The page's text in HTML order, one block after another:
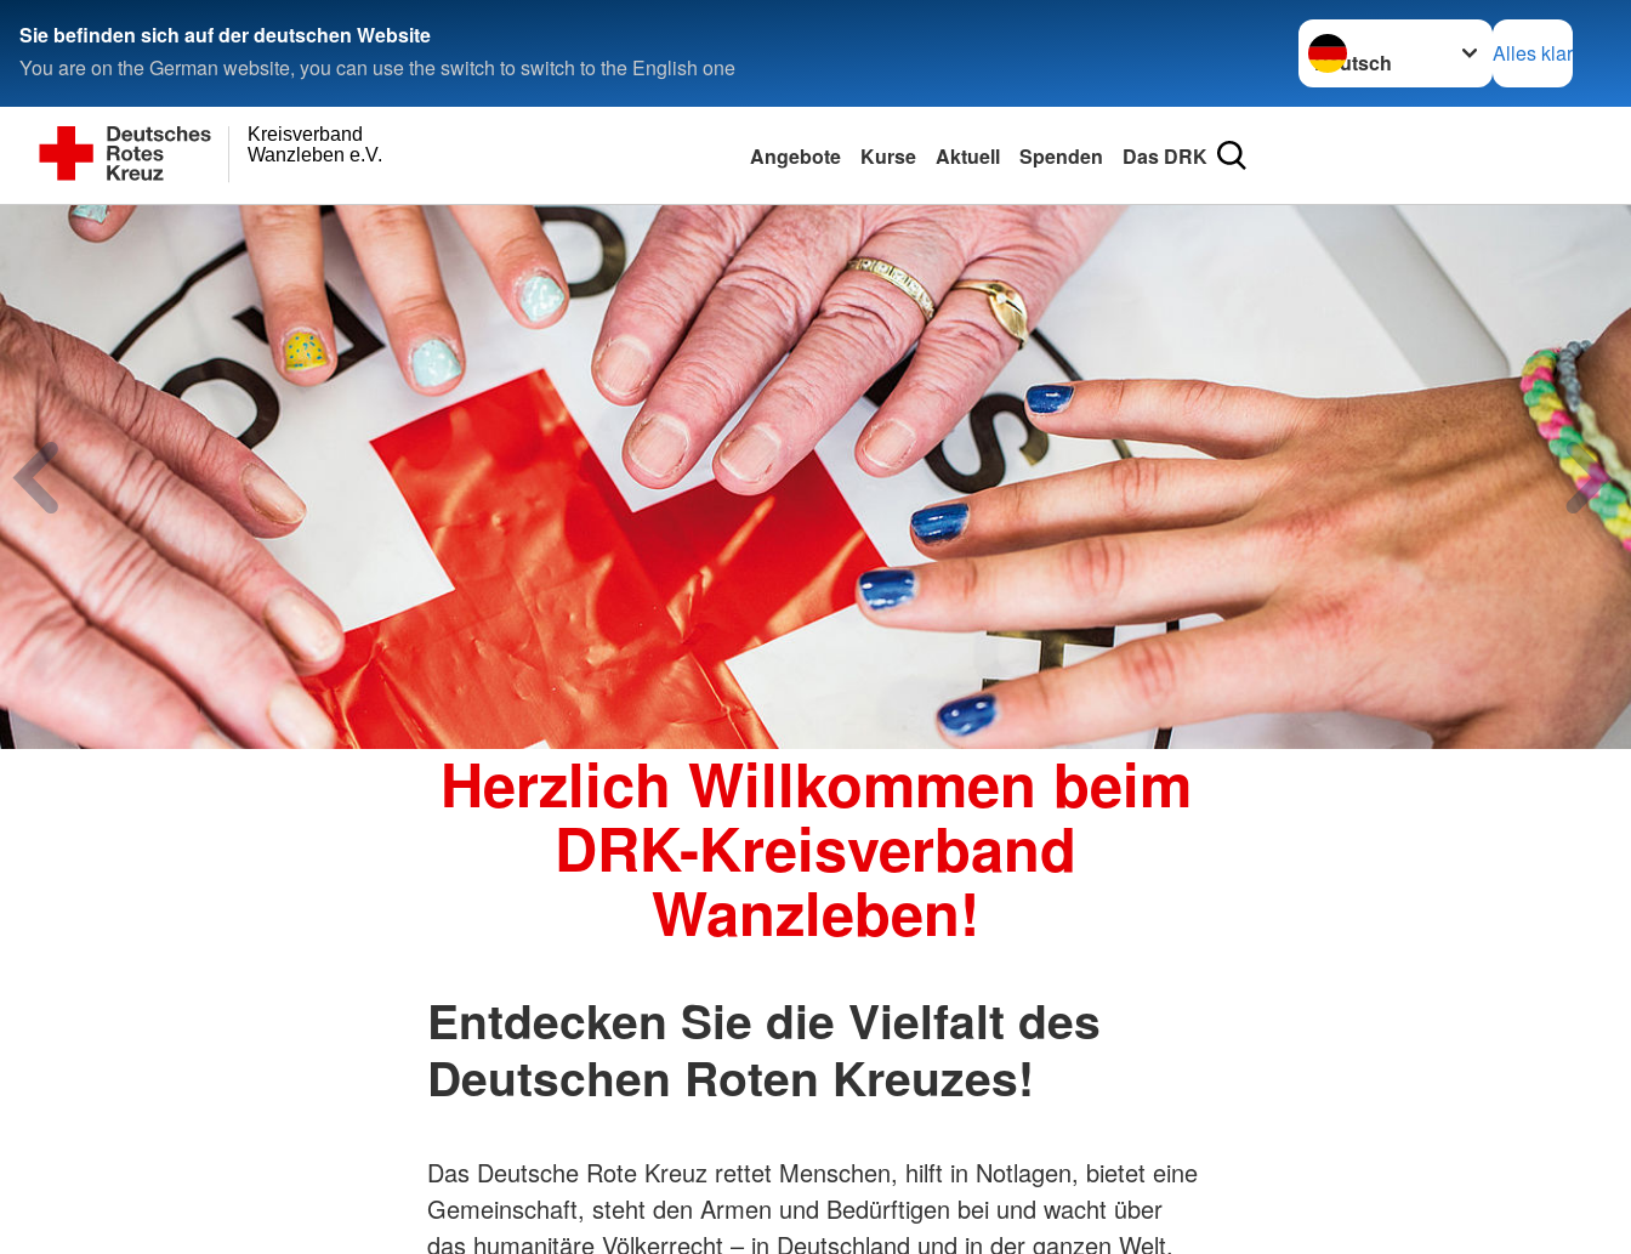
Sie befinden sich auf der deutschen Website
You are on the German website, you can use the switch to switch to the English one
Sprache wechseln zu
Alles klar
Wanzleben e.V.
Kreisverband
Angebote Kurse Aktuell Spenden Das DRK
Herzlich Willkommen beim
DRK-Kreisverband
Wanzleben!
Entdecken Sie die Vielfalt des
Deutschen Roten Kreuzes!
Das Deutsche Rote Kreuz rettet Menschen, hilft in Notlagen, bietet eine
Gemeinschaft, steht den Armen und Bedürftigen bei und wacht über
das humanitäre Völkerrecht – in Deutschland und in der ganzen Welt.